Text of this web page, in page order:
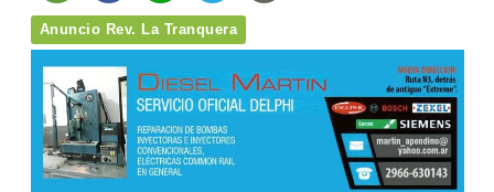
Anuncio Rev. La Tranquera